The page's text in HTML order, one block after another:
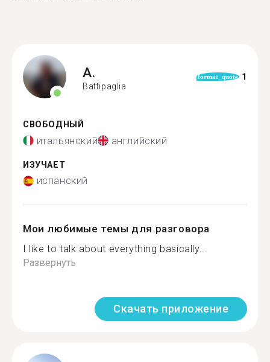
A.
Battipaglia
format_quote 1
СВОБОДНЫЙ
итальянский английский
ИЗУЧАЕТ
испанский
Мои любимые темы для разговора
I like to talk about everything basically...
Развернуть
Скачать приложение